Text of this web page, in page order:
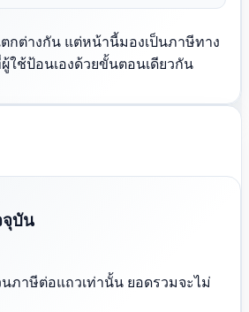
กต่างกัน แต่หน้านี้มองเป็นภาษีทาง
ใช้ป้อนเองด้วยขั้นตอนเดียวกัน
บัน
ภาษีต่อแถวเท่านั้น ยอดรวมจะไม่